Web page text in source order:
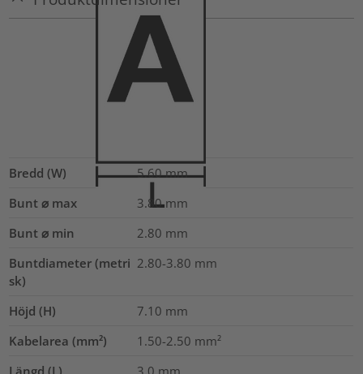
Bredd (W) 5.60 mm
Bunt ⌀ max
3.80 mm
Bunt ⌀ min
2.80 mm
Buntdiameter (metri
sk)
2.80-3.80 mm
Höjd (H) 7.10 mm
Kabelarea (mm²)
1.50-2.50 mm²
Längd (L)
3.0 mm